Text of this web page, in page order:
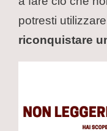
potresti
riconquistare